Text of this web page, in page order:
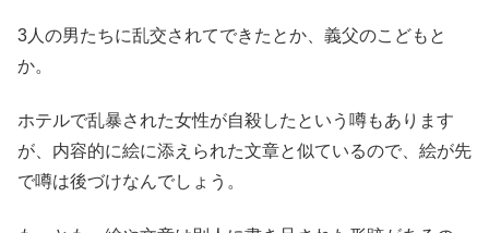
3人の男たちに乱交されてできたとか、義父のこどもと
か。
ホテルで乱暴された女性が自殺したという噂もあります
が、内容的に絵に添えられた文章と似ているので、絵が先
で噂は後づけなんでしょう。